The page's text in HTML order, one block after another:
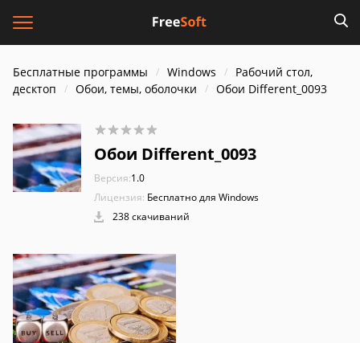
Бесплатные программы Windows
Рабочий стол,
десктоп
Обои, темы, оболочки Обои Different_0093
Обои Different_0093
Версия:1.0
Лицензия: Бесплатно для Windows
238 скачиваний